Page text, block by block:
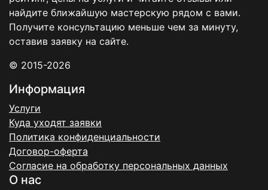
найдите ближайшую мастерскую рядом с вами.
Получите консультацию меньше чем за минуту,
оставив заявку на сайте.
© 2015-2026
Информация
Услуги
Куда уходят заявки
Политика конфиденциальности
Договор-оферта
Согласие на обработку персональных данных
О нас